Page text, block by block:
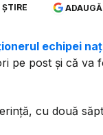
echipei
pe post și că va
cu două